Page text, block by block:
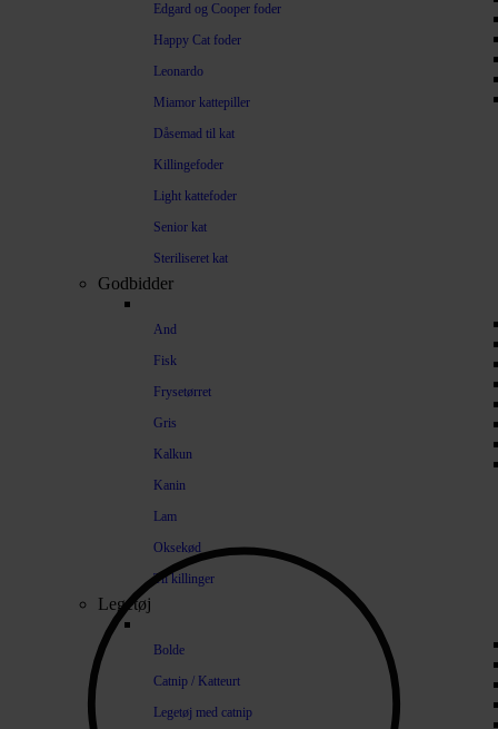
Edgard og Cooper foder
Happy Cat foder
Leonardo
Miamor kattepiller
Dåsemad til kat
Killingefoder
Light kattefoder
Senior kat
Steriliseret kat
Godbidder
And
Fisk
Frysetørret
Gris
Kalkun
Kanin
Lam
Oksekød
Til killinger
Legetøj
Bolde
Catnip / Katteurt
Legetøj med catnip